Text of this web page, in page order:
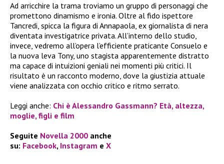
Ad arricchire la trama troviamo un gruppo di personaggi che
promettono dinamismo e ironia. Oltre al fido ispettore
Tancredi, spicca la figura di Annapaola, ex giornalista di nera
diventata investigatrice privata. All’interno dello studio,
invece, vedremo all’opera l’efficiente praticante Consuelo e
la nuova leva Tony, uno stagista apparentemente distratto
ma capace di intuizioni geniali nei momenti più critici. Il
risultato è un racconto moderno, dove la giustizia attuale
viene analizzata con occhio critico e ritmo serrato.
Leggi anche: Chi è Alessandro Gassmann? Età, altezza,
moglie, figli e film
Seguite Novella 2000 anche
su: Facebook, Instagram e X